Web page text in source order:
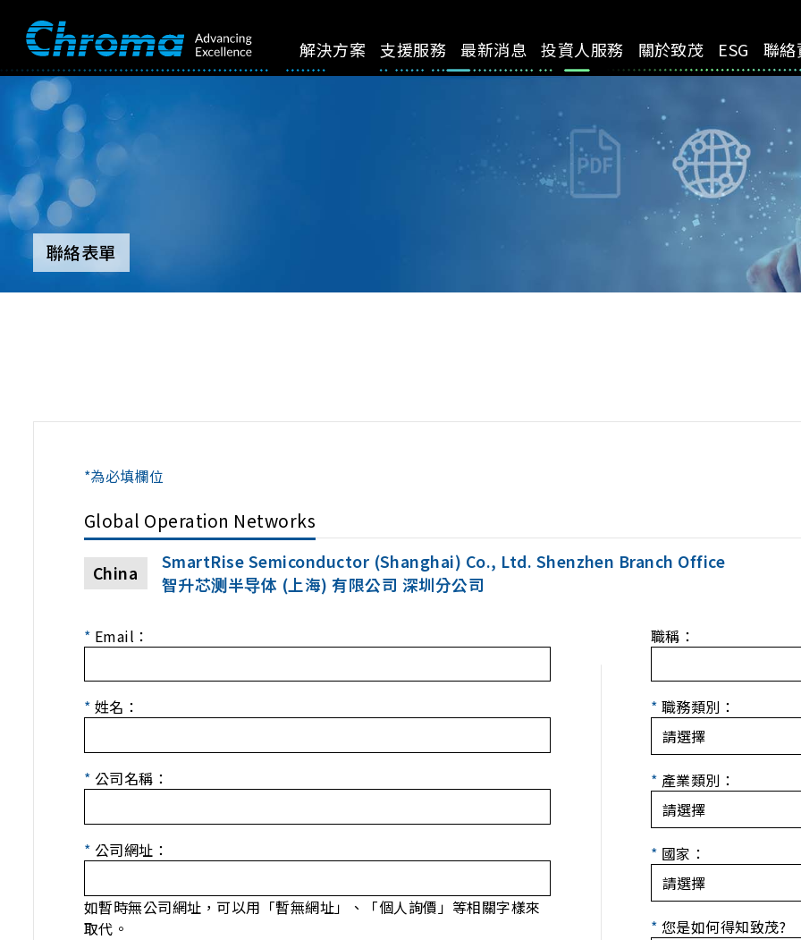
解決方案 支援服務 最新消息 投資人服務 關於致茂 ESG 聯
聯絡表單
*為必填欄位
Global Operation Networks
China
SmartRise Semiconductor (Shanghai) Co., Ltd. Shenzhen Branch Office
智升芯测半导体 (上海) 有限公司 深圳分公司
* Email：
* 姓名：
* 公司名稱：
* 公司網址：
如暫時無公司網址，可以用「暫無網址」、「個人詢價」等相關字樣來
取代。
職稱：
* 職務類別：
* 產業類別：
* 國家：
* 您是如何得知致茂?